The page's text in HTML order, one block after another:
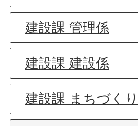
建設課 管理係
建設課 建設係
建設課 まちづく